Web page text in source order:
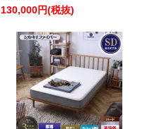
130,000円(税抜)